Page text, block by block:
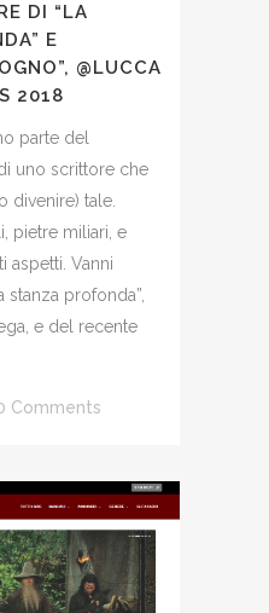
DI “LA
E
@LUCCA
2018
parte del
uno scrittore che
divenire) tale.
pietre miliari, e
aspetti. Vanni
stanza profonda”,
e del recente
Comments